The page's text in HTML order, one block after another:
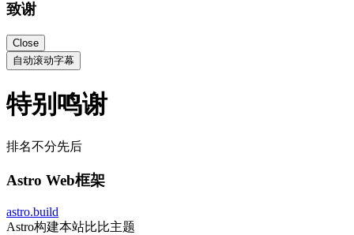
致谢
Close
自动滚动字幕
特别鸣谢
排名不分先后
Astro Web框架
astro.build
Astro构建本站比比主题